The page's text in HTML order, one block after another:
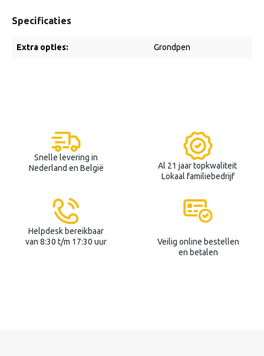
Specificaties
Extra opties: Grondpen
Snelle levering in
Nederland en België
Al 21 jaar topkwaliteit
Lokaal familiebedrijf
Helpdesk bereikbaar
van 8:30 t/m 17:30 uur
Veilig online bestellen
en betalen